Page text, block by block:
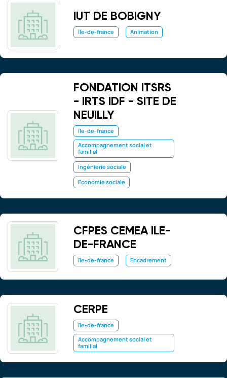
IUT DE BOBIGNY
île-de-france Animation
FONDATION ITSRS
- IRTS IDF - SITE DE
NEUILLY
île-de-france
Accompagnement social et
familial
Ingénierie sociale
Economie sociale
CFPES CEMEA ILE-
DE-FRANCE
île-de-france Encadrement
CERPE
île-de-france
Accompagnement social et
familial